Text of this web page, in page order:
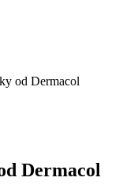
od Dermacol
Dermacol